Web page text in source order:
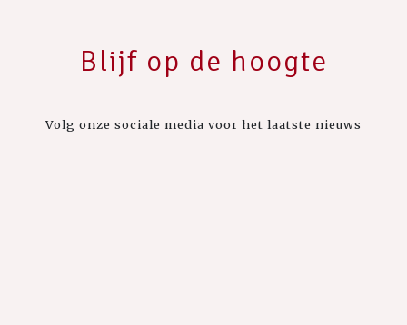
Blijf op de hoogte
Volg onze sociale media voor het laatste nieuws